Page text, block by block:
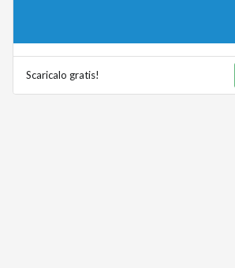
Scaricalo gratis!